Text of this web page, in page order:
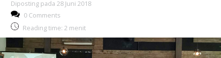
Diposting pada 28 Juni 2018
0 Comments
Reading time: 2 menit